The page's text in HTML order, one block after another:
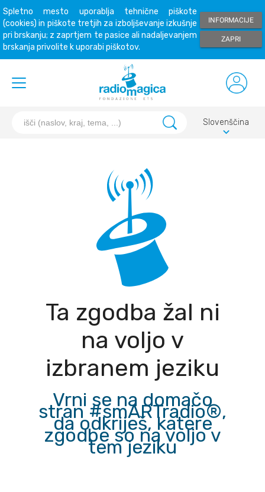
Spletno mesto uporablja tehnične piškote
(cookies) in piškote tretjih za izboljševanje izkušnje
pri brskanju; z zaprtjem te pasice ali nadaljevanjem
brskanja privolite k uporabi piškotov.
INFORMACIJE
ZAPRI
Slovenščina
keyboard_arrow_down
Ta zgodba žal ni
na voljo v
izbranem jeziku
Vrni se na domačo
stran #smARTradio®,
da odkriješ, katere
zgodbe so na voljo v
tem jeziku